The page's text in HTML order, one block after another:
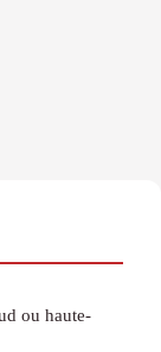
ou haute-